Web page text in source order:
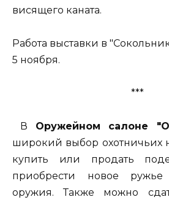
висящего каната.
Работа выставки в
5 ноября.
***
В Оружейном салоне
широкий выбор охотничьих
купить или продать
приобрести новое ружье
оружия. Также можно